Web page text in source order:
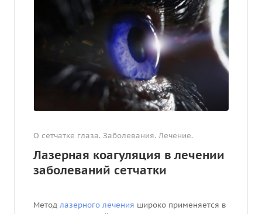
О сетчатке глаза. Заболевания. Лечение.
Лазерная коагуляция в лечении
заболеваний сетчатки
Метод лазерного лечения широко применяется в